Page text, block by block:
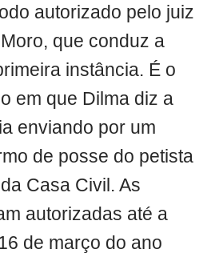
autorizado pelo juiz
que conduz a
instância. É o
em que Dilma diz a
enviando por um
de posse do petista
Casa Civil. As
autorizadas até a
de março do ano